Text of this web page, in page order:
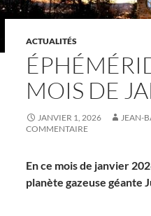
ACTUALITÉS
MOIS DE
JANVIER 1, 2026 JEAN-
COMMENTAIRE
En ce mois de janvier
planète gazeuse géante